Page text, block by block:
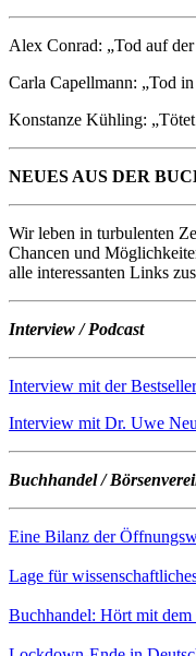
Alex Conrad: „Tod auf
Carla Capellmann: „Tod
Konstanze Kühling:
NEUES AUS DER
Wir leben in turbulenten
Chancen und
alle interessanten Links
Interview / Podcast
Interview mit der
Interview mit Dr. Uwe
Buchhandel /
Eine Bilanz der
Lage für
Buchhandel: Hört mit dem